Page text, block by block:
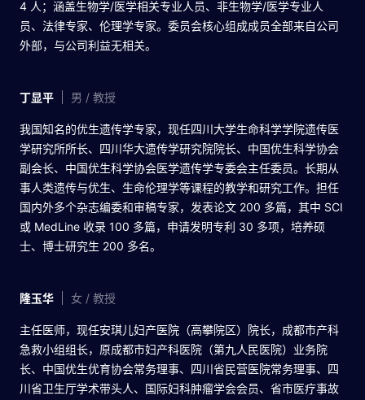
4 人；涵盖生物学/医学相关专业人员、非生物学/医学专业人
员、法律专家、伦理学专家。委员会核心组成成员全部来自公司
外部，与公司利益无相关。
丁显平 男 / 教授
我国知名的优生遗传学专家，现任四川大学生命科学学院遗传医
学研究所所长、四川华大遗传学研究院院长、中国优生科学协会
副会长、中国优生科学协会医学遗传学专委会主任委员。长期从
事人类遗传与优生、生命伦理学等课程的教学和研究工作。担任
国内外多个杂志编委和审稿专家，发表论文 200 多篇，其中 SCI
或 MedLine 收录 100 多篇，申请发明专利 30 多项，培养硕
士、博士研究生 200 多名。
隆玉华 女 / 教授
主任医师，现任安琪儿妇产医院（高攀院区）院长，成都市产科
急救小组组长，原成都市妇产科医院（第九人民医院）业务院
长、中国优生优育协会常务理事、四川省民营医院常务理事、四
川省卫生厅学术带头人、国际妇科肿瘤学会会员、省市医疗事故